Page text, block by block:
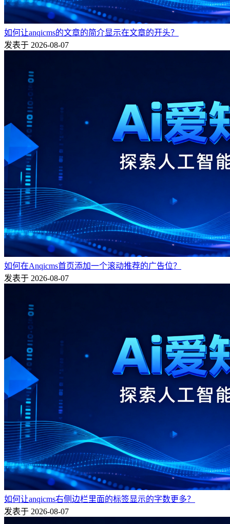
如何让anqicms的文章的简介显示在文章的开头？
发表于 2026-08-07
如何在Anqicms首页添加一个滚动推荐的广告位？
发表于 2026-08-07
如何让anqicms右侧边栏里面的标签显示的字数更多？
发表于 2026-08-07